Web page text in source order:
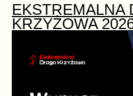
EKSTREMALNA
KRZYŻOWA